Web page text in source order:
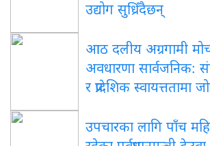
उद्योग सुध्रिँदैछन्
आठ दलीय अग्रगामी
अवधारणा सार्वजनिक:
र प्रादेशिक स्वायत्ततामा
उपचारका लागि पाँच